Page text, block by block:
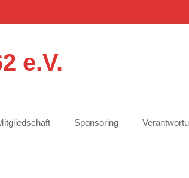
e.V.
Sponsoring